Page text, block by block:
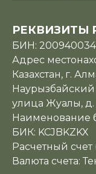
РЕКВИЗИТЫ
БИН:
Адрес
Казахстан, г.
улица Жуалы, д.
Наименование
БИК: KCJBKZKX
Расчетный
Валюта счета: